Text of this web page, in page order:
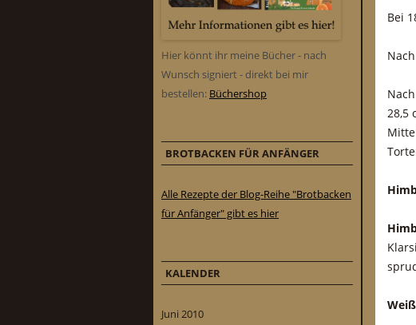
Bei
28,5
Hier könnt ihr meine Bücher - nach
Wunsch signiert - direkt bei mir
bestellen: Büchershop
BROTBACKEN FÜR ANFÄNGER
Alle Rezepte der Blog-Reihe "Brotbacken
für Anfänger" gibt es hier
KALENDER
Juni 2010